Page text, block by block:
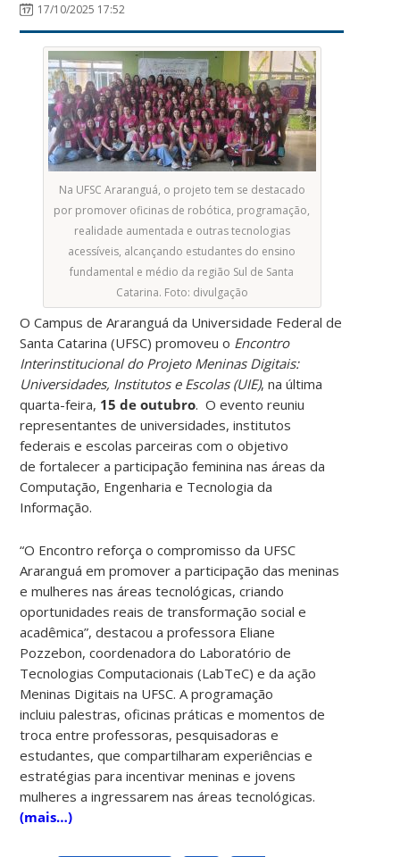
17/10/2025 17:52
Na UFSC Araranguá, o projeto tem se destacado
por promover oficinas de robótica, programação,
realidade aumentada e outras tecnologias
acessíveis, alcançando estudantes do ensino
fundamental e médio da região Sul de Santa
Catarina. Foto: divulgação
O Campus de Araranguá da Universidade Federal de
Santa Catarina (UFSC) promoveu o Encontro
Interinstitucional do Projeto Meninas Digitais:
Universidades, Institutos e Escolas (UIE), na última
quarta-feira, 15 de outubro. O evento reuniu
representantes de universidades, institutos
federais e escolas parceiras com o objetivo
de fortalecer a participação feminina nas áreas da
Computação, Engenharia e Tecnologia da
Informação.
“O Encontro reforça o compromisso da UFSC
Araranguá em promover a participação das meninas
e mulheres nas áreas tecnológicas, criando
oportunidades reais de transformação social e
acadêmica”, destacou a professora Eliane
Pozzebon, coordenadora do Laboratório de
Tecnologias Computacionais (LabTeC) e da ação
Meninas Digitais na UFSC. A programação
incluiu palestras, oficinas práticas e momentos de
troca entre professoras, pesquisadoras e
estudantes, que compartilharam experiências e
estratégias para incentivar meninas e jovens
mulheres a ingressarem nas áreas tecnológicas.
(mais…)